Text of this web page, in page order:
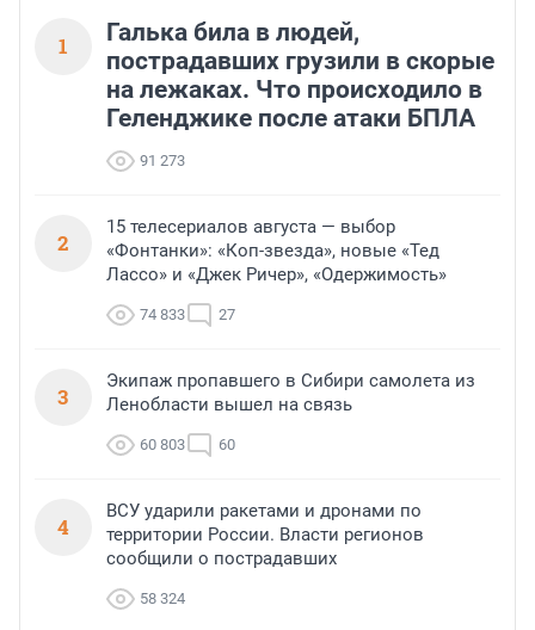
1
Галька била в людей,
пострадавших грузили в скорые
на лежаках. Что происходило в
Геленджике после атаки БПЛА
91 273
2
15 телесериалов августа — выбор
«Фонтанки»: «Коп-звезда», новые «Тед
Лассо» и «Джек Ричер», «Одержимость»
74 833 27
3
Экипаж пропавшего в Сибири самолета из
Ленобласти вышел на связь
60 803 60
4
ВСУ ударили ракетами и дронами по
территории России. Власти регионов
сообщили о пострадавших
58 324